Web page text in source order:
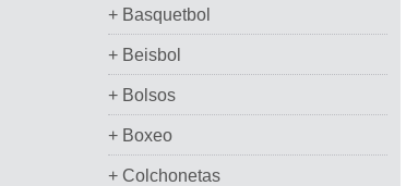
+ Basquetbol
+ Beisbol
+ Bolsos
+ Boxeo
+ Colchonetas